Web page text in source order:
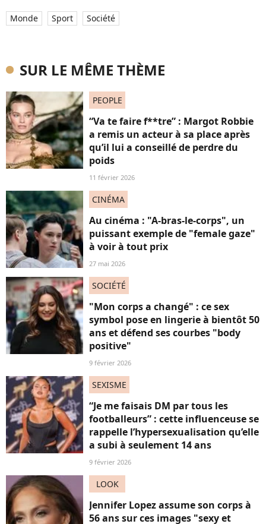
Monde Sport Société
SUR LE MÊME THÈME
PEOPLE
“Va te faire f**tre” : Margot Robbie
a remis un acteur à sa place après
qu’il lui a conseillé de perdre du
poids
11 février 2026
CINÉMA
Au cinéma : "A-bras-le-corps", un
puissant exemple de "female gaze"
à voir à tout prix
27 mai 2026
SOCIÉTÉ
"Mon corps a changé" : ce sex
symbol pose en lingerie à bientôt 50
ans et défend ses courbes "body
positive"
9 février 2026
SEXISME
“Je me faisais DM par tous les
footballeurs” : cette influenceuse se
rappelle l’hypersexualisation qu’elle
a subi à seulement 14 ans
9 février 2026
LOOK
Jennifer Lopez assume son corps à
56 ans sur ces images "sexy et